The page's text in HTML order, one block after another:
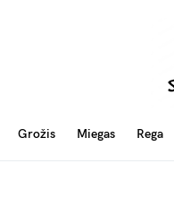
Grožis Miegas Rega